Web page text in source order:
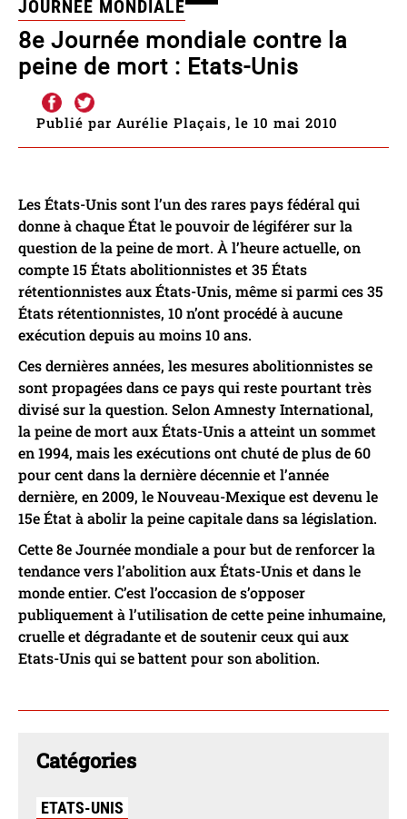
8e Journée mondiale contre la
peine de mort : Etats-Unis
JOURNÉE MONDIALE
Publié par Aurélie Plaçais, le 10 mai 2010
Les États-Unis sont l’un des rares pays fédéral qui
donne à chaque État le pouvoir de légiférer sur la
question de la peine de mort. À l’heure actuelle, on
compte 15 États abolitionnistes et 35 États
rétentionnistes aux États-Unis, même si parmi ces 35
États rétentionnistes, 10 n’ont procédé à aucune
exécution depuis au moins 10 ans.
Ces dernières années, les mesures abolitionnistes se
sont propagées dans ce pays qui reste pourtant très
divisé sur la question. Selon Amnesty International,
la peine de mort aux États-Unis a atteint un sommet
en 1994, mais les exécutions ont chuté de plus de 60
pour cent dans la dernière décennie et l’année
dernière, en 2009, le Nouveau-Mexique est devenu le
15e État à abolir la peine capitale dans sa législation.
Cette 8e Journée mondiale a pour but de renforcer la
tendance vers l’abolition aux États-Unis et dans le
monde entier. C’est l’occasion de s’opposer
publiquement à l’utilisation de cette peine inhumaine,
cruelle et dégradante et de soutenir ceux qui aux
Etats-Unis qui se battent pour son abolition.
Catégories
ETATS-UNIS